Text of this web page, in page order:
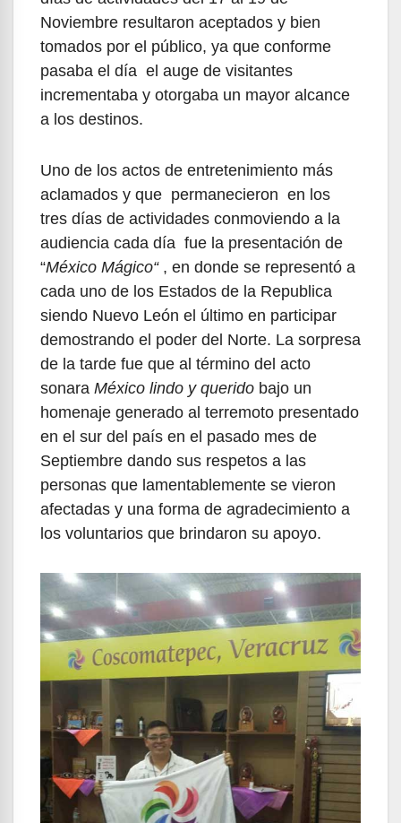
Noviembre resultaron aceptados y bien
tomados por el público, ya que conforme
pasaba el día el auge de visitantes
incrementaba y otorgaba un mayor alcance
a los destinos.
Uno de los actos de entretenimiento más
aclamados y que permanecieron en los
tres días de actividades conmoviendo a la
audiencia cada día fue la presentación de
“México Mágico“, en donde se representó a
cada uno de los Estados de la Republica
siendo Nuevo León el último en participar
demostrando el poder del Norte. La sorpresa
de la tarde fue que al término del acto
sonara México lindo y querido bajo un
homenaje generado al terremoto presentado
en el sur del país en el pasado mes de
Septiembre dando sus respetos a las
personas que lamentablemente se vieron
afectadas y una forma de agradecimiento a
los voluntarios que brindaron su apoyo.